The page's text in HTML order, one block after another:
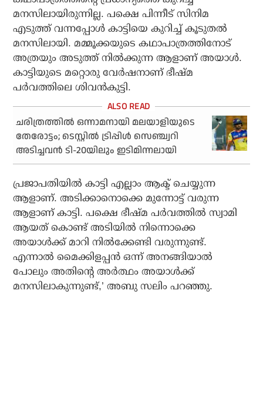
മനസിലായിരുന്നില്ല. പക്ഷെ പിന്നീട് സിനിമ
എടുത്ത് വന്നപ്പോള്‍ കാട്ടിയെ കുറിച്ച് കൂടുതല്‍
മനസിലായി. മമ്മൂക്കയുടെ കഥാപാത്രത്തിനോട്
അത്രയും അടുത്ത് നില്‍ക്കുന്ന ആളാണ് അയാള്‍.
കാട്ടിയുടെ മറ്റൊരു വേര്‍ഷനാണ് ഭീഷ്മ
പര്‍വത്തിലെ ശിവന്‍കുട്ടി.
ചരിത്രത്തിൽ ഒന്നാമനായി മലയാളിയുടെ
തേരോട്ടം; ടെസ്റ്റിൽ ട്രിപ്പിൾ സെഞ്ച്വറി
അടിച്ചവൻ ടി-20യിലും ഇടിമിന്നലായി
പ്രജാപതിയില്‍ കാട്ടി എല്ലാം ആക്ട് ചെയ്യുന്ന
ആളാണ്. അടിക്കാനൊക്കെ മുന്നോട്ട് വരുന്ന
ആളാണ് കാട്ടി. പക്ഷെ ഭീഷ്മ പര്‍വത്തില്‍ സ്വാമി
ആയത് കൊണ്ട് അടിയില്‍ നിന്നൊക്കെ
അയാള്‍ക്ക് മാറി നില്‍ക്കേണ്ടി വരുന്നുണ്ട്.
എന്നാല്‍ മൈക്കിളപ്പന്‍ ഒന്ന് അനങ്ങിയാല്‍
പോലും അതിന്റെ അര്‍ത്ഥം അയാള്‍ക്ക്
മനസിലാകുന്നുണ്ട്,’ അബു സലിം പറഞ്ഞു.